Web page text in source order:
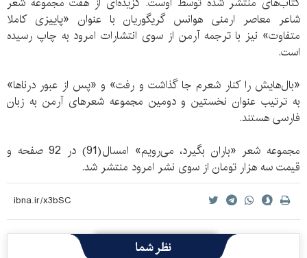
شاعر معاصر ارمنی هوانس گریگوریان با عنوان «پاییزی کاملا
متفاوت» نیز با ترجمه آرمن از سوی انتشارات امرود به چاپ رسیده
است.
«بال‌هایش را کنار شعرم جا گذاشت و رفت» و «پس از عبور درناها»
به ترتیب عنوان نخستین و دومین مجموعه شعرهای آرمن به زبان
فارسی هستند.
مجموعه شعر «باران بگیرد، می‌رویم» امسال(91) در 92 صفحه و
قیمت سه هزار تومان از سوی نشر امرود منتشر شد.
نظر شما